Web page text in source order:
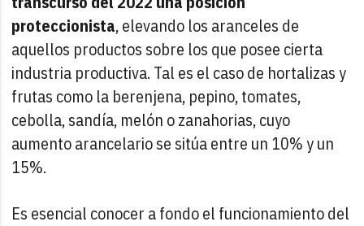
proteccionista, elevando los aranceles de
aquellos productos sobre los que posee cierta
industria productiva. Tal es el caso de hortalizas y
frutas como la berenjena, pepino, tomates,
cebolla, sandía, melón o zanahorias, cuyo
aumento arancelario se sitúa entre un 10% y un
15%.
Es esencial conocer a fondo el funcionamiento del